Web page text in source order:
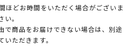
ほどお時間をいただく場合がございま
。
で商品をお届けできない場合は、別途
ただきます。